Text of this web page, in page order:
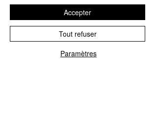
Protection des données
Mentions légales
CGV
Paramètres
Tout refuser
Accepter